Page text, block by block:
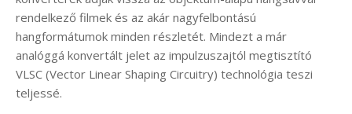
rendelkező filmek és az akár nagyfelbontású
hangformátumok minden részletét. Mindezt a már
analóggá konvertált jelet az impulzuszajtól megtisztító
VLSC (Vector Linear Shaping Circuitry) technológia teszi
teljessé.